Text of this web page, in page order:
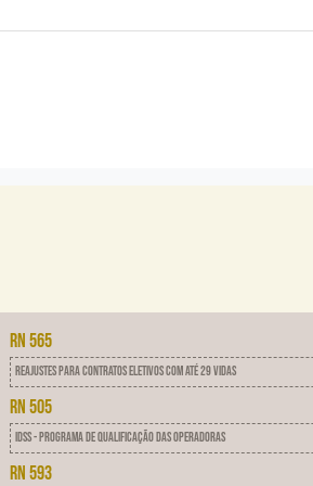
RN 565
Reajustes para contratos eletivos com até 29 vidas
RN 505
IDSS - Programa de qualificação das operadoras
RN 593